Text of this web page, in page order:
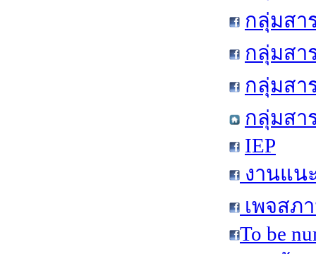
กลุ่มสา
กลุ่มสา
กลุ่มสา
กลุ่มสา
IEP
งานแน
เพจสภ
To be